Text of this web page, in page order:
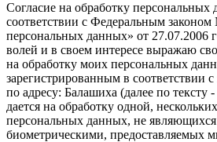
Согласие на обработку
соответствии с Федеральным
персональных данных» от 27.07.2006
волей и в своем интересе выражаю
на обработку моих персональных
зарегистрированным в соответствии
по адресу: Балашиха (далее по тексту
дается на обработку одной,
персональных данных, не
биометрическими, предоставляемых